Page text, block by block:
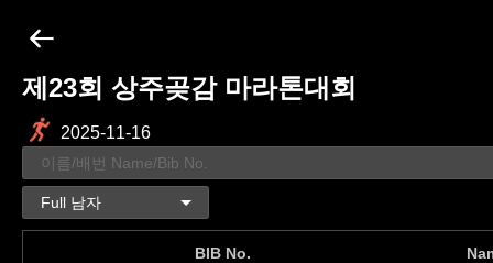
제23회 상주곶감 마라톤대회
2025-11-16
BIB No.